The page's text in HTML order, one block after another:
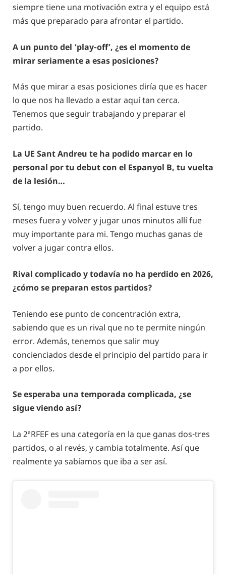
siempre tiene una motivación extra y el equipo está
más que preparado para afrontar el partido.
A un punto del ‘play-off’, ¿es el momento de
mirar seriamente a esas posiciones?
Más que mirar a esas posiciones diría que es hacer
lo que nos ha llevado a estar aquí tan cerca.
Tenemos que seguir trabajando y preparar el
partido.
La UE Sant Andreu te ha podido marcar en lo
personal por tu debut con el Espanyol B, tu vuelta
de la lesión…
Sí, tengo muy buen recuerdo. Al final estuve tres
meses fuera y volver y jugar unos minutos allí fue
muy importante para mi. Tengo muchas ganas de
volver a jugar contra ellos.
Rival complicado y todavía no ha perdido en 2026,
¿cómo se preparan estos partidos?
Teniendo ese punto de concentración extra,
sabiendo que es un rival que no te permite ningún
error. Además, tenemos que salir muy
concienciados desde el principio del partido para ir
a por ellos.
Se esperaba una temporada complicada, ¿se
sigue viendo así?
La 2ªRFEF es una categoría en la que ganas dos-tres
partidos, o al revés, y cambia totalmente. Así que
realmente ya sabíamos que iba a ser así.